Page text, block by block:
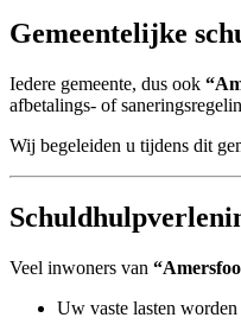
Gemeentelijke
Iedere gemeente, dus ook
afbetalings- of
Wij begeleiden u tijdens dit
Veel inwoners van
Uw vaste lasten